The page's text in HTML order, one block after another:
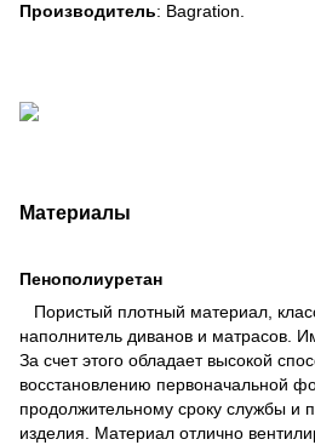
Производитель: Bagration.
Материалы
Пенополиуретан
Пористый плотный материал,
наполнитель диванов и матрасов.
За счет этого обладает высокой
восстановлению первоначальной
продолжительному сроку службы и
изделия. Материал отлично